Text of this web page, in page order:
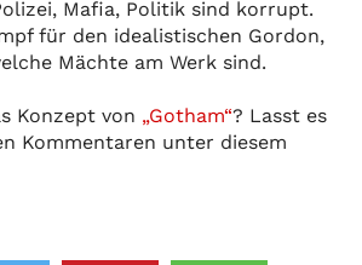
Mafia, Politik sind korrupt.
für den idealistischen Gordon,
Mächte am Werk sind.
Konzept von „Gotham“? Lasst es
Kommentaren unter diesem